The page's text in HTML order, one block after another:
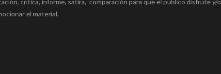
crítica, informe, sátira, comparación para que el publico disfrute y/o
el material.